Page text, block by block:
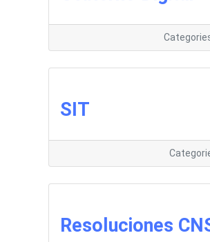
SIT
Resoluciones